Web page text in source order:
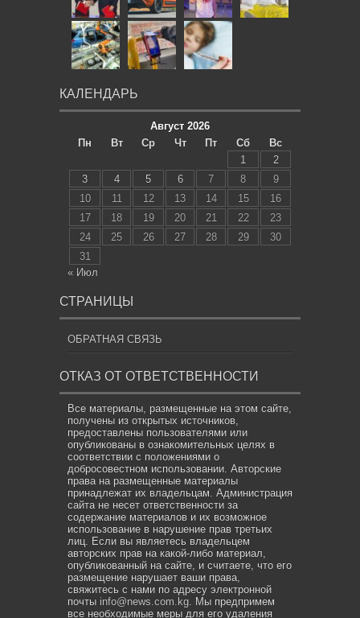
КАЛЕНДАРЬ
Август 2026
Пн
Вт Ср Чт Пт Сб
Вс
1
2
3
4 5 6 7 8
9
10
11 12 13 14 15
16
17
18 19 20 21 22
23
24
25 26 27 28 29
30
31
« Июл
СТРАНИЦЫ
ОБРАТНАЯ СВЯЗЬ
ОТКАЗ ОТ ОТВЕТСТВЕННОСТИ
Все материалы, размещенные на этом сайте,
получены из открытых источников,
предоставлены пользователями или
опубликованы в ознакомительных целях в
соответствии с положениями о
добросовестном использовании. Авторские
права на размещенные материалы
принадлежат их владельцам. Администрация
сайта не несет ответственности за
содержание материалов и их возможное
использование в нарушение прав третьих
лиц. Если вы являетесь владельцем
авторских прав на какой-либо материал,
опубликованный на сайте, и считаете, что его
размещение нарушает ваши права,
свяжитесь с нами по адресу электронной
почты info@news.com.kg . Мы предпримем
все необходимые меры для его удаления